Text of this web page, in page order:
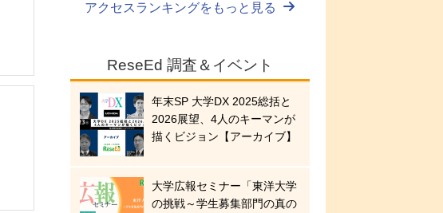
アクセスランキングをもっと見る
ReseEd 調査＆イベント
年末SP 大学DX 2025総括と
2026展望、4人のキーマンが
描くビジョン【アーカイブ】
大学広報セミナー「東洋大学
の挑戦～学生募集部門の真の